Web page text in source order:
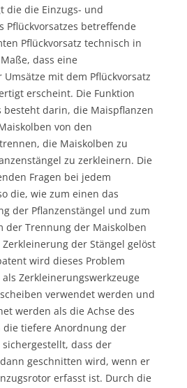
die die Einzugs- und
Pflückvorsatzes betreffende
Pflückvorsatz technisch in
dass eine
mit dem Pflückvorsatz
erscheint. Die Funktion
besteht darin, die Maispflanzen
von den
die Maiskolben zu
zu zerkleinern. Die
Fragen bei jedem
die, wie zum einen das
der Pflanzenstängel und zum
der Trennung der Maiskolben
der Stängel gelöst
wird dieses Problem
Zerkleinerungswerkzeuge
verwendet werden und
werden als die Achse des
die tiefere Anordnung der
dass der
geschnitten wird, wenn er
erfasst ist. Durch die